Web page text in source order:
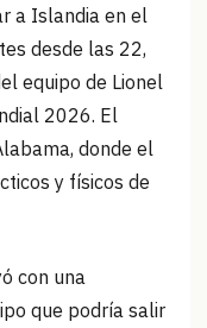
a Islandia en el
desde las 22,
equipo de Lionel
2026. El
donde el
y físicos de
con una
que podría salir